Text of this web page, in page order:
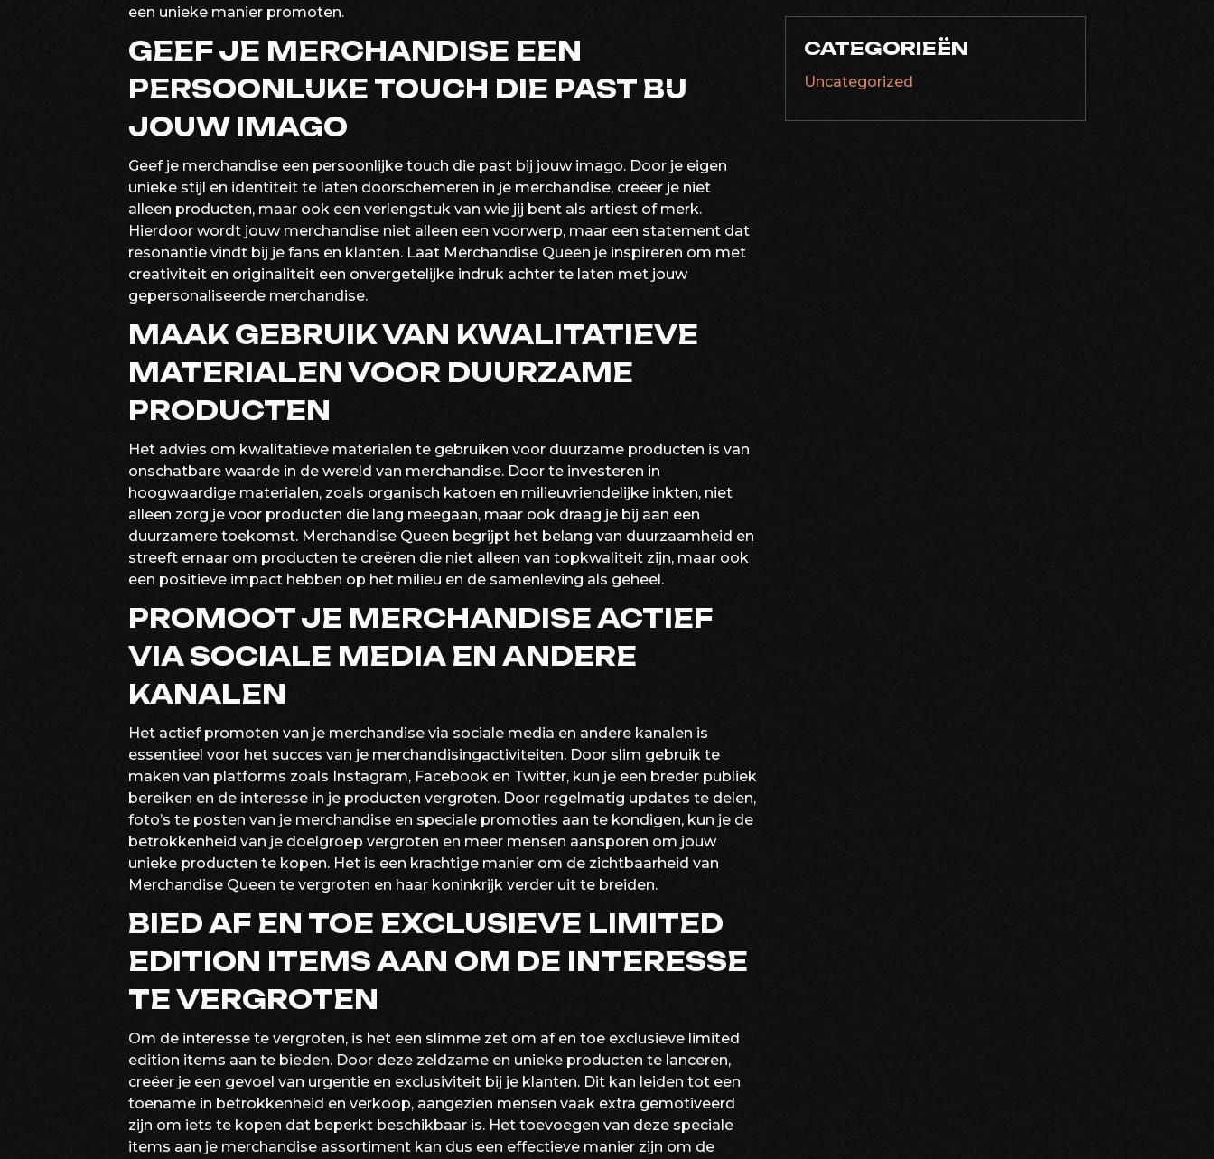
een unieke manier promoten.
GEEF JE MERCHANDISE EEN
PERSOONLIJKE TOUCH DIE PAST BIJ
JOUW IMAGO
Geef je merchandise een persoonlijke touch die past bij jouw imago. Door je eigen
unieke stijl en identiteit te laten doorschemeren in je merchandise, creëer je niet
alleen producten, maar ook een verlengstuk van wie jij bent als artiest of merk.
Hierdoor wordt jouw merchandise niet alleen een voorwerp, maar een statement dat
resonantie vindt bij je fans en klanten. Laat Merchandise Queen je inspireren om met
creativiteit en originaliteit een onvergetelijke indruk achter te laten met jouw
gepersonaliseerde merchandise.
MAAK GEBRUIK VAN KWALITATIEVE
MATERIALEN VOOR DUURZAME
PRODUCTEN
Het advies om kwalitatieve materialen te gebruiken voor duurzame producten is van
onschatbare waarde in de wereld van merchandise. Door te investeren in
hoogwaardige materialen, zoals organisch katoen en milieuvriendelijke inkten, niet
alleen zorg je voor producten die lang meegaan, maar ook draag je bij aan een
duurzamere toekomst. Merchandise Queen begrijpt het belang van duurzaamheid en
streeft ernaar om producten te creëren die niet alleen van topkwaliteit zijn, maar ook
een positieve impact hebben op het milieu en de samenleving als geheel.
PROMOOT JE MERCHANDISE ACTIEF
VIA SOCIALE MEDIA EN ANDERE
KANALEN
Het actief promoten van je merchandise via sociale media en andere kanalen is
essentieel voor het succes van je merchandisingactiviteiten. Door slim gebruik te
maken van platforms zoals Instagram, Facebook en Twitter, kun je een breder publiek
bereiken en de interesse in je producten vergroten. Door regelmatig updates te delen,
foto’s te posten van je merchandise en speciale promoties aan te kondigen, kun je de
betrokkenheid van je doelgroep vergroten en meer mensen aansporen om jouw
unieke producten te kopen. Het is een krachtige manier om de zichtbaarheid van
Merchandise Queen te vergroten en haar koninkrijk verder uit te breiden.
BIED AF EN TOE EXCLUSIEVE LIMITED
EDITION ITEMS AAN OM DE INTERESSE
TE VERGROTEN
Om de interesse te vergroten, is het een slimme zet om af en toe exclusieve limited
edition items aan te bieden. Door deze zeldzame en unieke producten te lanceren,
creëer je een gevoel van urgentie en exclusiviteit bij je klanten. Dit kan leiden tot een
toename in betrokkenheid en verkoop, aangezien mensen vaak extra gemotiveerd
zijn om iets te kopen dat beperkt beschikbaar is. Het toevoegen van deze speciale
items aan je merchandise assortiment kan dus een effectieve manier zijn om de
CATEGORIEËN
Uncategorized